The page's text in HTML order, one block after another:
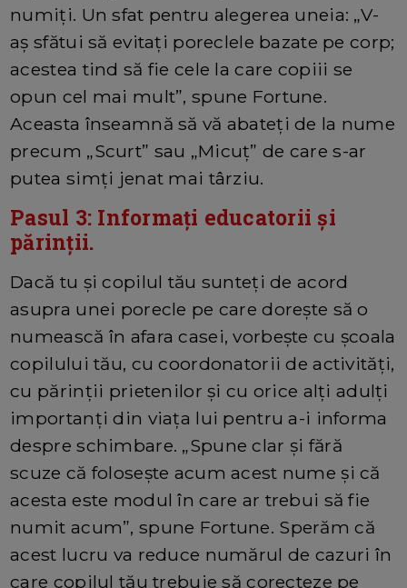
numiți. Un sfat pentru alegerea uneia: „V-
aș sfătui să evitați poreclele bazate pe corp;
acestea tind să fie cele la care copiii se
opun cel mai mult”, spune Fortune.
Aceasta înseamnă să vă abateți de la nume
precum „Scurt” sau „Micuț” de care s-ar
putea simți jenat mai târziu.
Pasul 3: Informați educatorii și
părinții.
Dacă tu și copilul tău sunteți de acord
asupra unei porecle pe care dorește să o
numească în afara casei, vorbește cu școala
copilului tău, cu coordonatorii de activități,
cu părinții prietenilor și cu orice alți adulți
importanți din viața lui pentru a-i informa
despre schimbare. „Spune clar și fără
scuze că folosește acum acest nume și că
acesta este modul în care ar trebui să fie
numit acum”, spune Fortune. Sperăm că
acest lucru va reduce numărul de cazuri în
care copilul tău trebuie să corecteze pe